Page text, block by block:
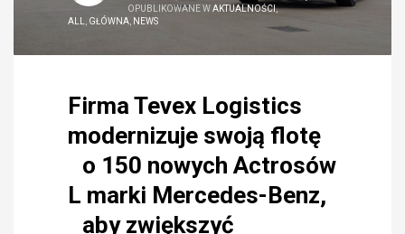
OPUBLIKOWANE WAKTUALNOŚCI,
ALL
GŁÓWNA NEWS
Firma Tevex Logistics
modernizuje swoją flotę
o 150 nowych Actrosów
L marki Mercedes-Benz,
aby zwiększyć